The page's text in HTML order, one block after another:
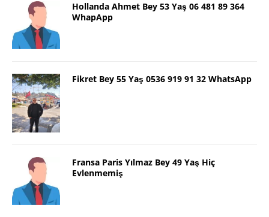
Hollanda Ahmet Bey 53 Yaş 06 481 89 364
WhapApp
Fikret Bey 55 Yaş 0536 919 91 32 WhatsApp
Fransa Paris Yılmaz Bey 49 Yaş Hiç
Evlenmemiş